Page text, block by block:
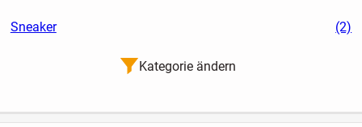
Sneaker (2)
Kategorie ändern